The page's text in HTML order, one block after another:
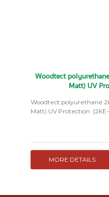
Woodtect
Matt) UV
Woodtect polyurethane
Matt) UV Protection
MORE DETAILS